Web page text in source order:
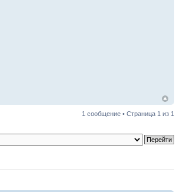
1 сообщение • Страница 1 из 1